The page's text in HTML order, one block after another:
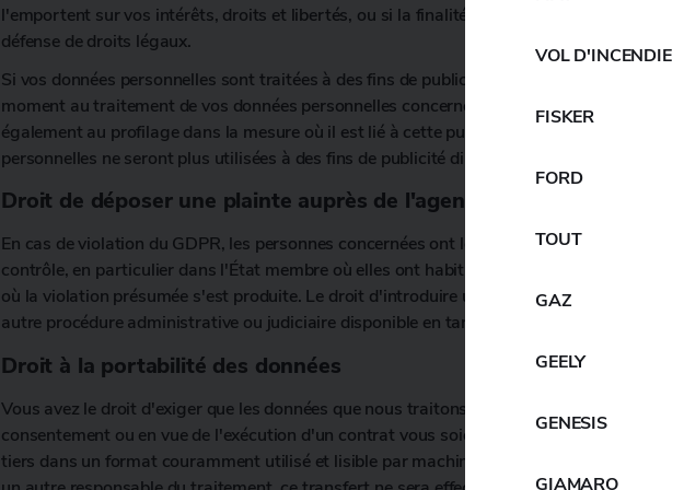
l'emportent sur vos intérêts, droits et libertés, ou si la finalité du traitement est la
défense de droits légaux.
Si vos données personnelles sont traitées à des fins de publicité directe, vous avez le
moment au traitement de vos données personnelles concernées à des fins de publicité
également au profilage dans la mesure où il est lié à cette publicité directe. Si vous vous y
personnelles ne seront plus utilisées à des fins de publicité directe.
Droit de déposer une plainte auprès de l'agence de contrôle
En cas de violation du GDPR, les personnes concernées ont le droit de déposer une
contrôle, en particulier dans l'État membre où elles ont habituellement leur domicile, leur
où la violation présumée s'est produite. Le droit d'introduire une réclamation s'applique
autre procédure administrative ou judiciaire disponible en tant que recours légal.
Droit à la portabilité des données
Vous avez le droit d'exiger que les données que nous traitons automatiquement sur la
consentement ou en vue de l'exécution d'un contrat vous soient communiquées ou soient
tiers dans un format couramment utilisé et lisible par machine. Si vous demandez le
VOL D'INCENDIE
FISKER
FORD
TOUT
GAZ
GEELY
GENESIS
GIAMARO